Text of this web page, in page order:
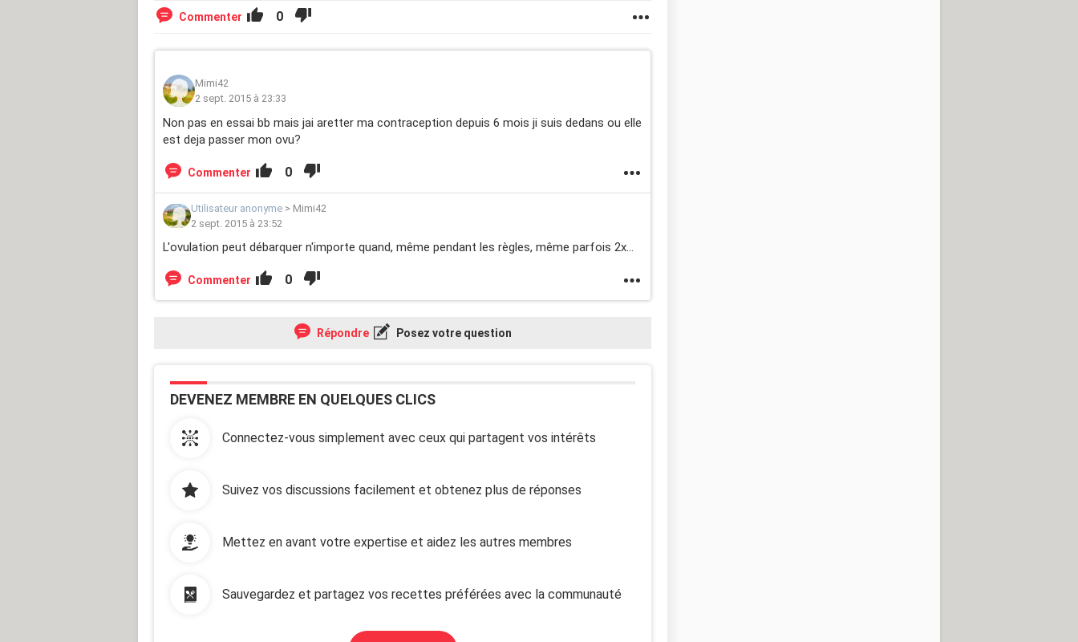
Commenter 0
Mimi42
2 sept. 2015 à 23:33
Non pas en essai bb mais jai aretter ma contraception depuis 6 mois ji suis dedans ou elle
est deja passer mon ovu?
Commenter 0
Utilisateur anonyme > Mimi42
2 sept. 2015 à 23:52
L'ovulation peut débarquer n'importe quand, même pendant les règles, même parfois 2x...
Commenter 0
Répondre Posez votre question
DEVENEZ MEMBRE EN QUELQUES CLICS
Connectez-vous simplement avec ceux qui partagent vos intérêts
Suivez vos discussions facilement et obtenez plus de réponses
Mettez en avant votre expertise et aidez les autres membres
Sauvegardez et partagez vos recettes préférées avec la communauté